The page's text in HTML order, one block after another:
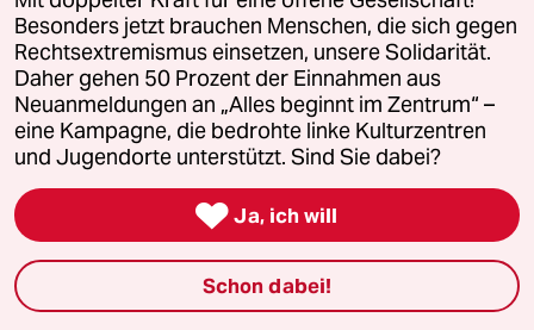
Reisen
Kantine
Shop
Anzeigen
Besonders jetzt brauchen Menschen, die sich gegen
Rechtsextremismus einsetzen, unsere Solidarität.
Daher gehen 50 Prozent der Einnahmen aus
Neuanmeldungen an „Alles beginnt im Zentrum“ –
eine Kampagne, die bedrohte linke Kulturzentren
und Jugendorte unterstützt. Sind Sie dabei?
 Ja, ich will
Schon dabei!